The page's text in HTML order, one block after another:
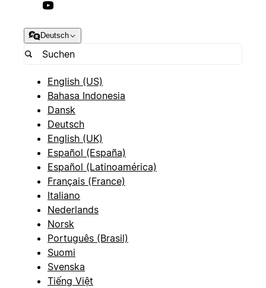
Deutsch
English (US)
Bahasa Indonesia
Dansk
Deutsch
English (UK)
Español (España)
Español (Latinoamérica)
Français (France)
Italiano
Nederlands
Norsk
Português (Brasil)
Suomi
Svenska
Tiếng Việt